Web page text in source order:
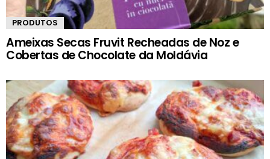
PRODUTOS
Ameixas Secas Fruvit Recheadas de Noz e
Cobertas de Chocolate da Moldávia